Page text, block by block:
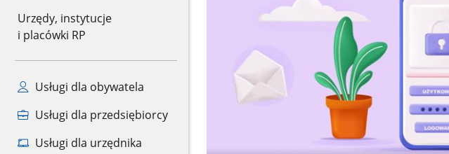
Urzędy, instytucje
i placówki RP
Usługi dla obywatela
Usługi dla przedsiębiorcy
Usługi dla urzędnika